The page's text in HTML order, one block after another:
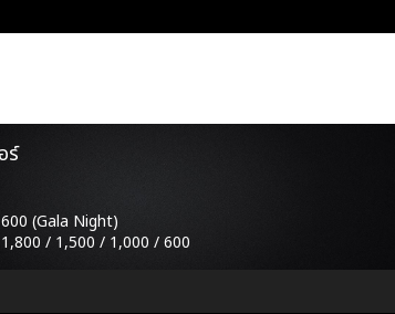
ร์
(Gala Night)
/ 1,500 / 1,000 / 600